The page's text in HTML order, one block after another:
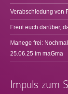
Verabschiedung von
Freut euch darüber,
Manege frei:
25.06.25 im maGma
Impuls zum